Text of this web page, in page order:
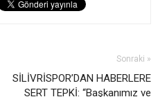
Sonraki »
SİLİVRİSPOR’DAN HABERLERE
SERT TEPKİ: “Başkanımız ve